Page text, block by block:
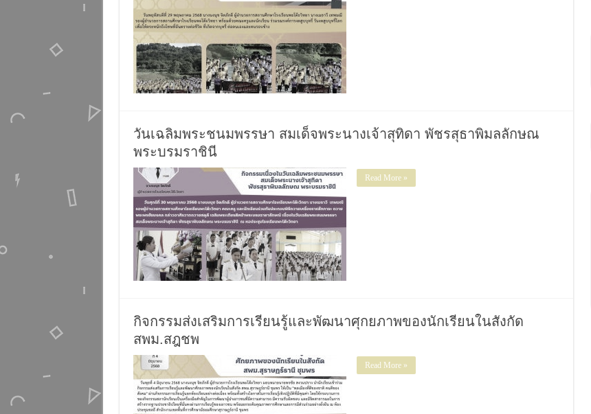
วันเฉลิมพระชนมพรรษา สมเด็จพระนางเจ้าสุทิดา พัชรสุธาพิมลลักษณ
พระบรมราชินี
Read More »
กิจกรรมส่งเสริมการเรียนรู้และพัฒนาศุกยภาพของนักเรียนในสังกัด
สพม.สฎชพ
Read More »